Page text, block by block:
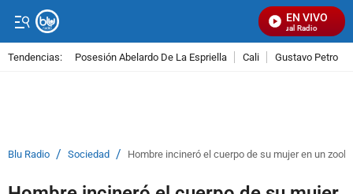
EN VIVO
Señal Visual Radio
Tendencias: Posesión Abelardo De La Espriella Cali Gustavo Petro
Blu Radio / Sociedad / Hombre incineró el cuerpo de su mujer en un